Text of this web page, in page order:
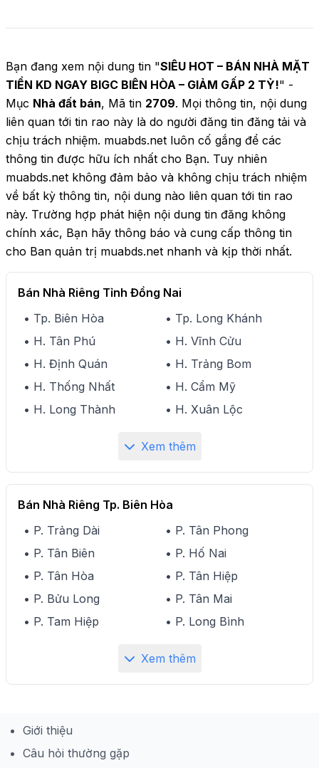
Bạn đang xem nội dung tin "SIÊU HOT – BÁN NHÀ MẶT
TIỀN KD NGAY BIGC BIÊN HÒA – GIẢM GẤP 2 TỶ!" -
Mục Nhà đất bán, Mã tin 2709. Mọi thông tin, nội dung
liên quan tới tin rao này là do người đăng tin đăng tải và
chịu trách nhiệm. muabds.net luôn cố gắng để các
thông tin được hữu ích nhất cho Bạn. Tuy nhiên
muabds.net không đảm bảo và không chịu trách nhiệm
về bất kỳ thông tin, nội dung nào liên quan tới tin rao
này. Trường hợp phát hiện nội dung tin đăng không
chính xác, Bạn hãy thông báo và cung cấp thông tin
cho Ban quản trị muabds.net nhanh và kịp thời nhất.
Bán Nhà Riêng Tỉnh Đồng Nai
• Tp. Biên Hòa
• Tp. Long Khánh
• H. Tân Phú
• H. Vĩnh Cửu
• H. Định Quán
• H. Trảng Bom
• H. Thống Nhất
• H. Cẩm Mỹ
• H. Long Thành
• H. Xuân Lộc
Xem thêm
Bán Nhà Riêng Tp. Biên Hòa
• P. Trảng Dài
• P. Tân Phong
• P. Tân Biên
• P. Hố Nai
• P. Tân Hòa
• P. Tân Hiệp
• P. Bửu Long
• P. Tân Mai
• P. Tam Hiệp
• P. Long Bình
Xem thêm
Giới thiệu
Câu hỏi thường gặp